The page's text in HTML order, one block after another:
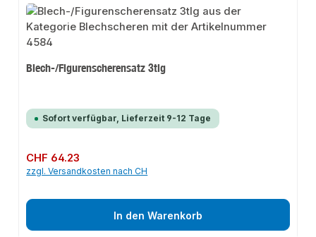
Blech-/Figurenscherensatz 3tlg
Sofort verfügbar, Lieferzeit 9-12 Tage
Regulärer Preis:
CHF 64.23
zzgl. Versandkosten nach CH
In den Warenkorb